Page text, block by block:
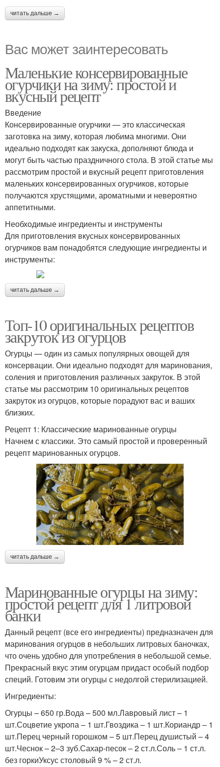
читать дальше →
Вас может заинтересовать
Маленькие консервированные
огурчики на зиму: простой и
вкусный рецепт
Введение
Консервированные огурчики — это классическая
заготовка на зиму, которая любима многими. Они
идеально подходят как закуска, дополняют блюда и
могут быть частью праздничного стола. В этой статье мы
рассмотрим простой и вкусный рецепт приготовления
маленьких консервированных огурчиков, которые
получаются хрустящими, ароматными и невероятно
аппетитными.
Необходимые ингредиенты и инструменты
Для приготовления вкусных консервированных
огурчиков вам понадобятся следующие ингредиенты и
инструменты:
читать дальше →
Топ-10 оригинальных рецептов
закруток из огурцов
Огурцы — один из самых популярных овощей для
консервации. Они идеально подходят для маринования,
соления и приготовления различных закруток. В этой
статье мы рассмотрим 10 оригинальных рецептов
закруток из огурцов, которые порадуют вас и ваших
близких.
Рецепт 1: Классические маринованные огурцы
Начнем с классики. Это самый простой и проверенный
рецепт маринованных огурцов.
читать дальше →
Маринованные огурцы на зиму:
простой рецепт для 1 литровой
банки
Данный рецепт (все его ингредиенты) предназначен для
маринования огурцов в небольших литровых баночках,
что очень удобно для употребления в небольшой семье.
Прекрасный вкус этим огурцам придаст особый подбор
специй. Готовим эти огурцы с недолгой стерилизацией.
Ингредиенты:
Огурцы – 650 гр.Вода – 500 мл.Лавровый лист – 1
шт.Соцветие укропа – 1 шт.Гвоздика – 1 шт.Кориандр – 1
шт.Перец черный горошком – 5 шт.Перец душистый – 4
шт.Чеснок – 2–3 зуб.Сахар-песок – 2 ст.л.Соль – 1 ст.л.
без горкиУксус столовый 9 % – 2 ст.л.